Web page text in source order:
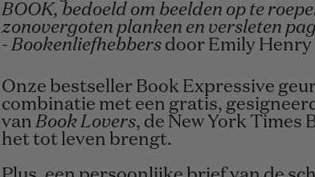
BOOK, bedoeld om beelden op te
zonovergoten planken en versleten
- Bookenliefhebbersdoor Emily Henry
Onze bestseller Book Expressive
combinatie met een gratis,
van Book Lovers, de New York Times
het tot leven brengt.